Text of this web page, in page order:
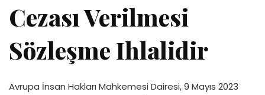
Cezası Verilmesi
Sözleşme Ihlalidir
Avrupa İnsan Hakları Mahkemesi Dairesi, 9 Mayıs 2023